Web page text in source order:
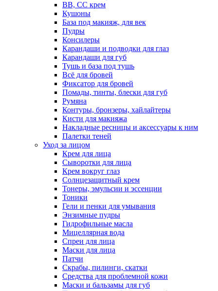
BB, CC крем
Кушоны
База под макияж, для век
Пудры
Консилеры
Карандаши и подводки для глаз
Карандаши для губ
Тушь и база под тушь
Всё для бровей
Фиксатор для бровей
Помады, тинты, блески для губ
Румяна
Контуры, бронзеры, хайлайтеры
Кисти для макияжа
Накладные ресницы и аксессуары к ним
Палетки теней
Уход за лицом
Крем для лица
Сыворотки для лица
Крем вокруг глаз
Солнцезащитный крем
Тонеры, эмульсии и эссенции
Тоники
Гели и пенки для умывания
Энзимные пудры
Гидрофильные масла
Мицеллярная вода
Спреи для лица
Маски для лица
Патчи
Скрабы, пилинги, скатки
Средства для проблемной кожи
Маски и бальзамы для губ